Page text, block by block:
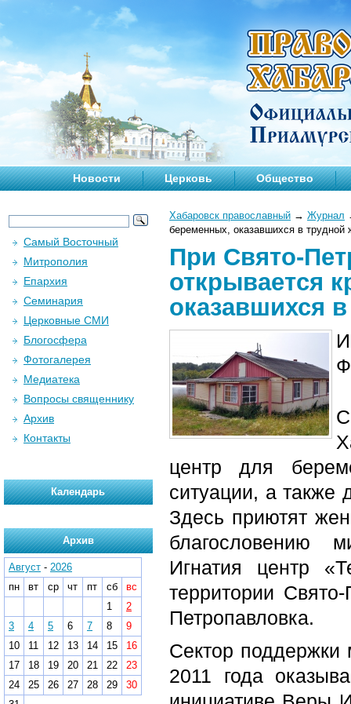
Новости Церковь Общество
Хабаровск православный → Журнал
беременных, оказавшихся в трудной
При Свято-
открывается
оказавшихся
центр для
ситуации, а
Здесь приютят
благословению
Игнатия центр
территории
Петропавловка.
Сектор поддержки
2011 года
Самый Восточный
Митрополия
Епархия
Семинария
Церковные СМИ
Блогосфера
Фотогалерея
Медиатека
Вопросы священнику
Архив
Контакты
Календарь
Архив
Август - 2026
пн
вт ср чт пт сб
вс
1
2
3
4 5 6 7 8
9
10
11 12 13 14 15
16
17
18 19 20 21 22
23
24
25 26 27 28 29
30